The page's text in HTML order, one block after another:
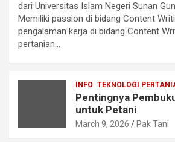
dari Universitas Islam Negeri Sunan
Memiliki passion di bidang Content
pengalaman kerja di bidang Content
pertanian…
INFO TEKNOLOGI
Pentingnya
untuk Petani
March 9, 2026 Pak Tani